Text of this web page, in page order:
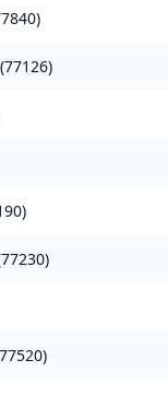
)
(77126)
)
77230)
77520)